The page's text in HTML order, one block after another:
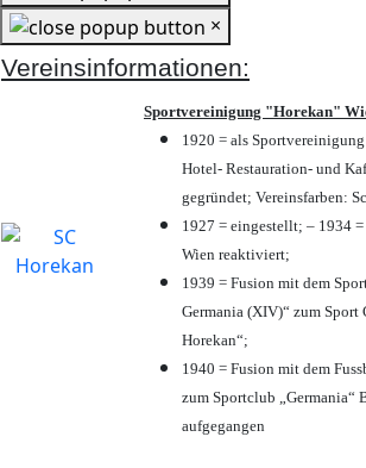
×
Vereinsinformationen:
Sportvereinigung "Horekan"
1920 = als
Hotel- Restauration- und
gegründet; Vereinsfarben:
1927 = eingestellt; – 1934
Wien reaktiviert;
1939 = Fusion mit dem
Germania (XIV)“ zum Sport
Horekan“;
1940 = Fusion mit dem
zum Sportclub „Germania“
aufgegangen